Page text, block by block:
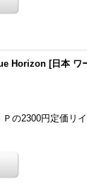
Horizon [日本 ワ
の2300円定価リ